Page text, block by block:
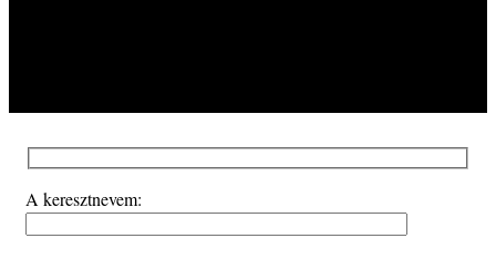
A keresztnevem: